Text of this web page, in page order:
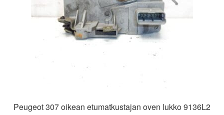
Peugeot 307 oikean etumatkustajan oven lukko 9136L2